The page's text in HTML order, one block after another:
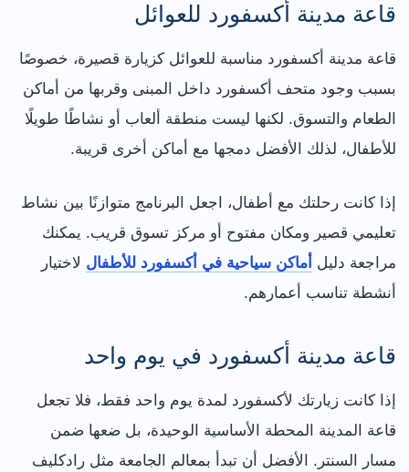
قاعة مدينة أكسفورد للعوائل
قاعة مدينة أكسفورد مناسبة للعوائل كزيارة قصيرة، خصوصًا
بسبب وجود متحف أكسفورد داخل المبنى وقربها من أماكن
الطعام والتسوق. لكنها ليست منطقة ألعاب أو نشاطًا طويلًا
للأطفال، لذلك الأفضل دمجها مع أماكن أخرى قريبة.
إذا كانت رحلتك مع أطفال، اجعل البرنامج متوازنًا بين نشاط
تعليمي قصير ومكان مفتوح أو مركز تسوق قريب. يمكنك
مراجعة دليل أماكن سياحية في أكسفورد للأطفال لاختيار
أنشطة تناسب أعمارهم.
قاعة مدينة أكسفورد في يوم واحد
إذا كانت زيارتك لأكسفورد لمدة يوم واحد فقط، فلا تجعل
قاعة المدينة المحطة الأساسية الوحيدة، بل ضعها ضمن
مسار السنتر. الأفضل أن تبدأ بمعالم الجامعة مثل رادكليف